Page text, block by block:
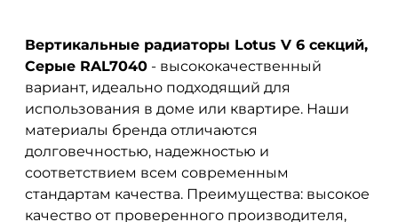
Вертикальные радиаторы Lotus V 6 секций,
Серые RAL7040 - высококачественный
вариант, идеально подходящий для
использования в доме или квартире. Наши
материалы бренда отличаются
долговечностью, надежностью и
соответствием всем современным
стандартам качества. Преимущества: высокое
качество от проверенного производителя,